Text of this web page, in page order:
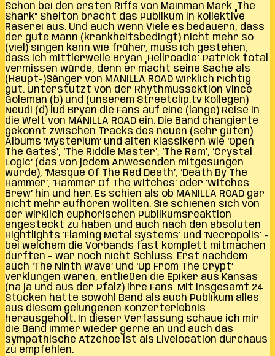
Schon bei den ersten Riffs von Mainman Mark „The
Shark“ Shelton bracht das Publikum in kollektive
Raserei aus. Und auch wenn Viele es bedauern, dass
der gute Mann (krankheitsbedingt) nicht mehr so
(viel) singen kann wie früher, muss ich gestehen,
dass ich mittlerweile Bryan „Hellroadie“ Patrick total
vermissen würde, denn er macht seine Sache als
(Haupt-)Sänger von MANILLA ROAD wirklich richtig
gut. Unterstützt von der Rhythmussektion Vince
Goleman (b) und (unserem Streetclip.tv Kollegen)
Neudi (d) lud Bryan die Fans auf eine (lange) Reise in
die Welt von MANILLA ROAD ein. Die Band changierte
gekonnt zwischen Tracks des neuen (sehr guten)
Albums ‘Mysterium’ und alten Klassikern wie ‘Open
The Gates’, ‘The Riddle Master’, ‘The Ram’, ‘Crystal
Logic’ (das von jedem Anwesenden mitgesungen
wurde), ‘Masque Of The Red Death’, ‘Death By The
Hammer’, ‘Hammer Of The Witches’ oder ‘Witches
Brew’ hin und her. Es schien als ob MANILLA ROAD gar
nicht mehr aufhören wollten. Sie schienen sich von
der wirklich euphorischen Publikumsreaktion
angesteckt zu haben und auch nach den absoluten
Hightlights ‘Flaming Metal Systems’ und ‘Necropolis’ –
bei welchem die Vorbands fast komplett mitmachen
durften – war noch nicht Schluss. Erst nachdem
auch ‘The Ninth Wave’ und ‘Up From The Crypt’
verklungen waren, entließen die Epiker aus Kansas
(na ja und aus der Pfalz) ihre Fans. Mit insgesamt 24
Stücken hatte sowohl Band als auch Publikum alles
aus diesem gelungenen Konzerterlebnis
herausgeholt. In dieser Verfassung schaue ich mir
die Band immer wieder gerne an und auch das
sympathische Atzehoe ist als Livelocation durchaus
zu empfehlen.